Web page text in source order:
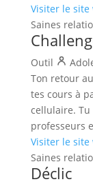
Visiter le
Saines
Outil
Ton retour
tes cours à
cellulaire. Tu
professeurs
Visiter le
Saines
Déclic